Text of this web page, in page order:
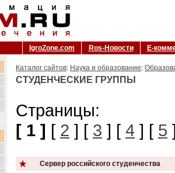
IgroZone.com Ros-Новости Е-
Каталог сайтов: Наука и образование:
СТУДЕНЧЕСКИЕ ГРУППЫ
Страницы:
[ 1 ] [ 2 ] [ 3 ] [ 4 ] [ 5
Сервер российского студенчества